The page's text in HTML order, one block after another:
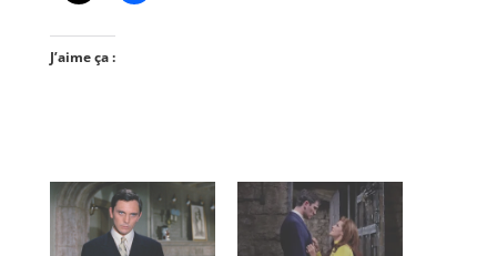
J’aime ça :